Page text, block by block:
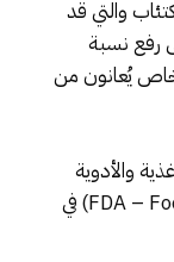
والتي قد
رفع نسبة
يُعانون من
والأدوية
الأمريكية (FDA – Food and Drug Administration) في